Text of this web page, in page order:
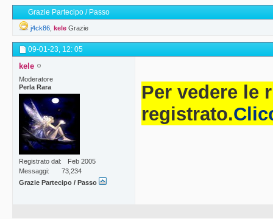
Grazie Partecipo / Passo
j4ck86 kele Grazie
09-01-23, 12: 05
kele
Moderatore
Perla Rara
Registrato dal
Feb 2005
Messaggi
73,234
Grazie Partecipo / Passo
Per vedere le
registrato.